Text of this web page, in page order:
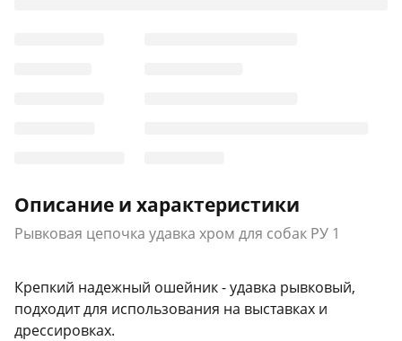
Описание и характеристики
Рывковая цепочка удавка хром для собак РУ 1
Крепкий надежный ошейник - удавка рывковый,
подходит для использования на выставках и
дрессировках.